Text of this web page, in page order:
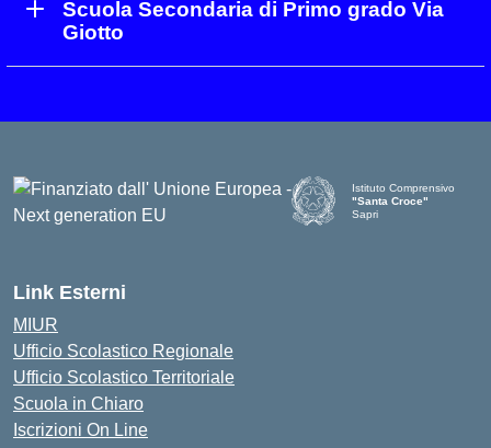
Scuola Secondaria di Primo grado Via
Giotto
Istituto Comprensivo
"Santa Croce"
Sapri
Link Esterni
MIUR
Ufficio Scolastico Regionale
Ufficio Scolastico Territoriale
Scuola in Chiaro
Iscrizioni On Line